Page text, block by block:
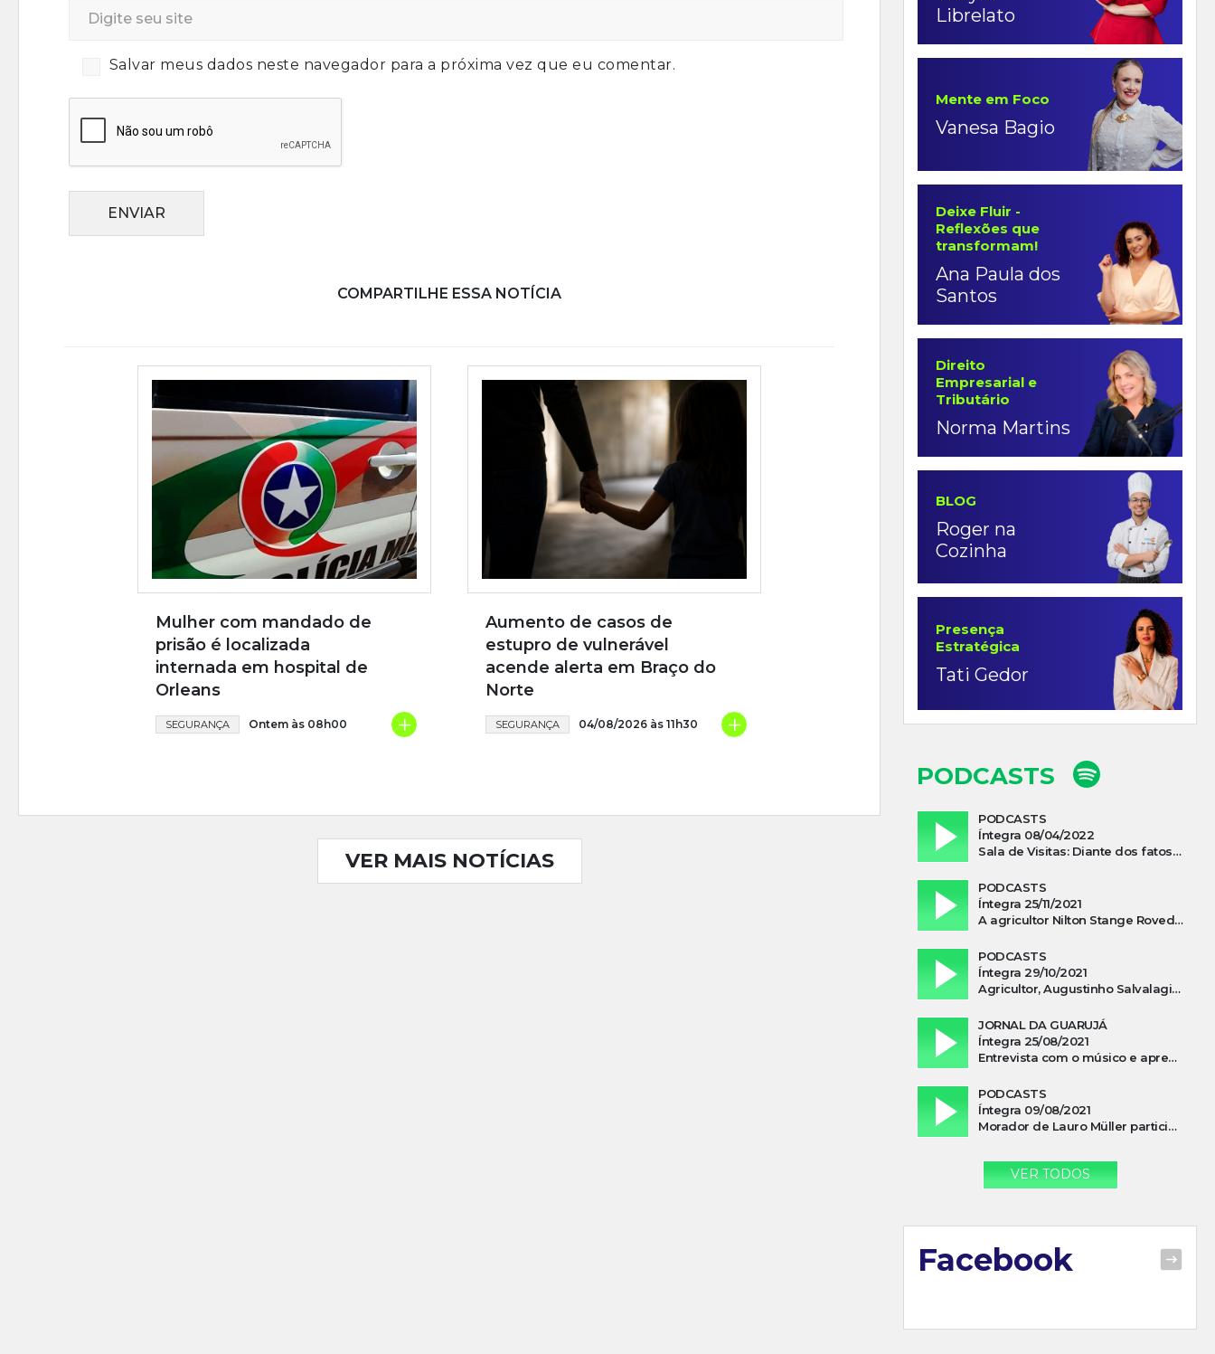
Salvar meus dados neste navegador para a próxima vez que eu comentar.
ENVIAR
COMPARTILHE ESSA NOTÍCIA
Mulher com mandado de
prisão é localizada
internada em hospital de
Orleans
SEGURANÇA Ontem às 08h00 +
Aumento de casos de
estupro de vulnerável
acende alerta em Braço do
Norte
SEGURANÇA 04/08/2026 às 11h30 +
VER MAIS NOTÍCIAS
Librelato
Mente em Foco
Vanesa Bagio
Deixe Fluir -
Reflexões que
transformam!
Ana Paula dos
Santos
Direito
Empresarial e
Tributário
Norma Martins
BLOG
Roger na
Cozinha
Presença
Estratégica
Tati Gedor
PODCASTS
PODCASTS
Íntegra 08/04/2022
Sala de Visitas: Diante dos fatos que influenciam a economia o que podemos esperar de 2022
PODCASTS
Íntegra 25/11/2021
A agricultor Nilton Stange Roveda, afirma ter recebido ajuda espiritual durante acidente
PODCASTS
Íntegra 29/10/2021
Agricultor, Augustinho Salvalagio, relata sobre aparição do Cavaleiro Negro no Rio das Furnas
JORNAL DA GUARUJÁ
Íntegra 25/08/2021
Entrevista com o músico e apresentador, Lismael Ferrareis, no Cidade e Campo
PODCASTS
Íntegra 09/08/2021
Morador de Lauro Müller participa de motociata em apoio a Bolsonaro
VER TODOS
Facebook